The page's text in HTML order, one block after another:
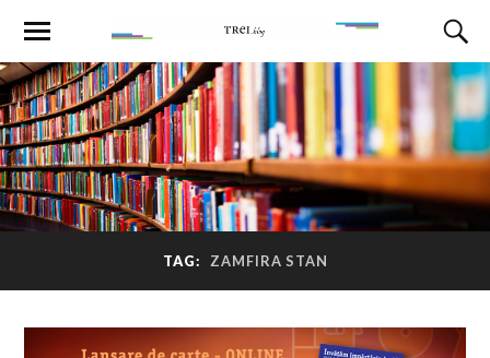
TAG: ZAMFIRA STAN